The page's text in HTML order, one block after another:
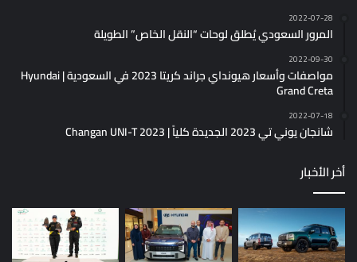
2022-07-28
المرور السعودي يُطلق لوحات “النقل الخاص” الطويلة
2022-09-30
مواصفات وأسعار هيونداي جراند كريتا 2023 في السعودية | Hyundai
Grand Creta
2022-07-18
شانجان يوني تي 2023 الجديدة كلياً | Changan UNI-T 2023
أخر الأخبار